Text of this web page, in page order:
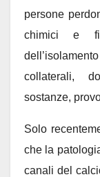
persone
chimici e
collaterali,
sostanze,
Solo
che la
canali del